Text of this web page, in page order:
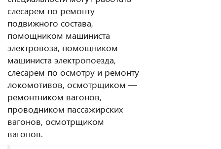
слесарем по ремонту
подвижного состава,
помощником машиниста
электровоза, помощником
машиниста электропоезда,
слесарем по осмотру и ремонту
локомотивов, осмотрщиком —
ремонтником вагонов,
проводником пассажирских
вагонов, осмотрщиком
вагонов.